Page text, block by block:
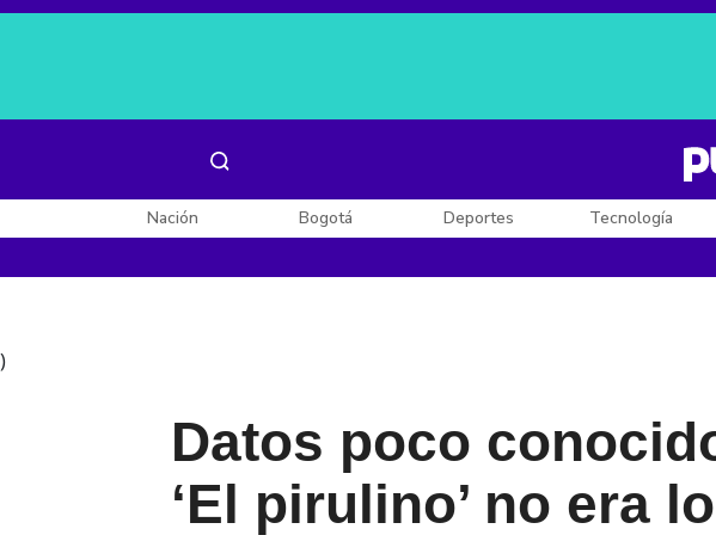
Posesión de De la
Nación Bogotá Deportes Tecnología
)
Datos poco
‘El pirulino’ no era